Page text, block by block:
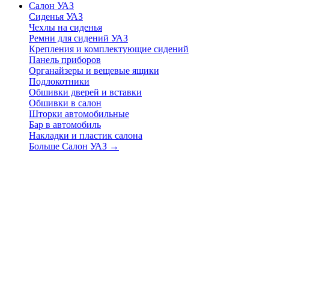
Салон УАЗ
Сиденья УАЗ
Чехлы на сиденья
Ремни для сидений УАЗ
Крепления и комплектующие сидений
Панель приборов
Органайзеры и вещевые ящики
Подлокотники
Обшивки дверей и вставки
Обшивки в салон
Шторки автомобильные
Бар в автомобиль
Накладки и пластик салона
Больше Салон УАЗ →